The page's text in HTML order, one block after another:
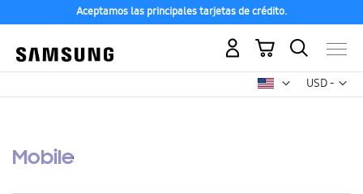
Aceptamos las principales tarjetas de crédito.
USD -
dólar
Mi carrito
Mobile